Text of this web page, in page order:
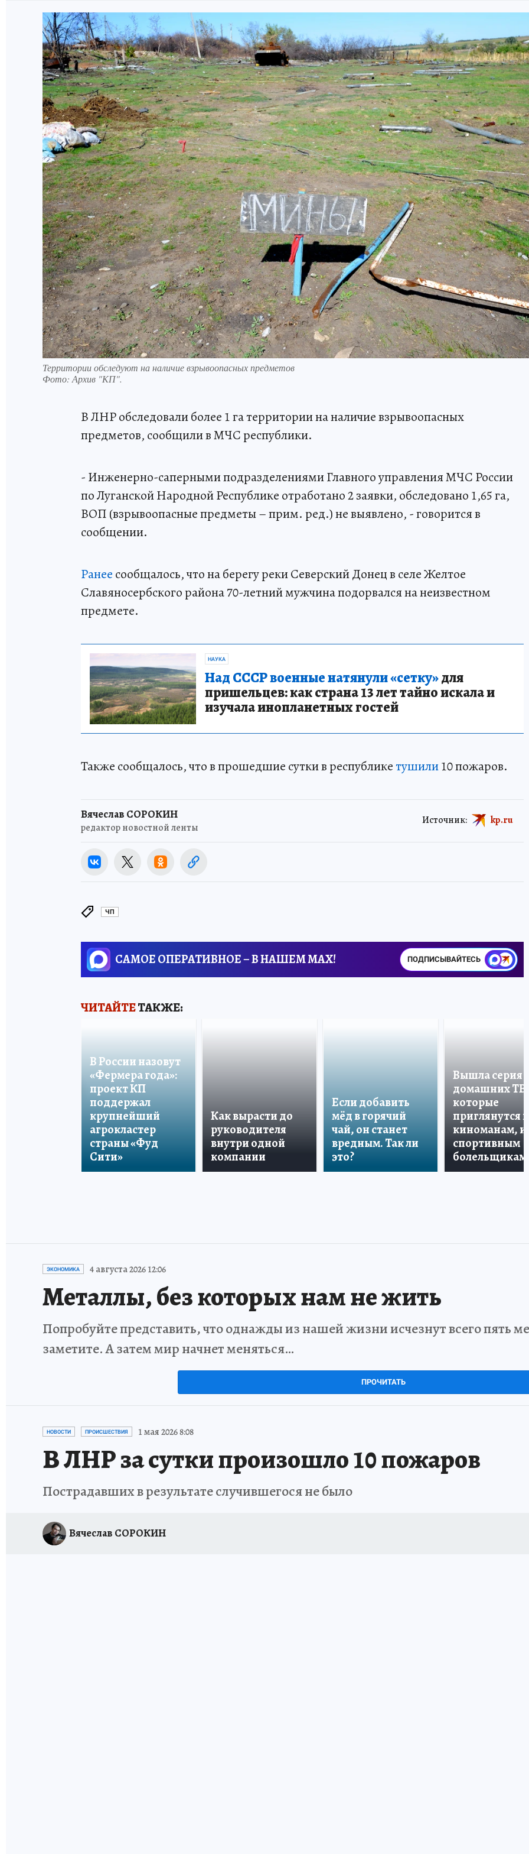
Территории обследуют на наличие взрывоопасных предметов
Фото: Архив "КП".
В ЛНР обследовали более 1 га территории на наличие взрывоопасных
предметов, сообщили в МЧС республики.
- Инженерно-саперными подразделениями Главного управления МЧС России
по Луганской Народной Республике отработано 2 заявки, обследовано 1,65 га,
ВОП (взрывоопасные предметы – прим. ред.) не выявлено, - говорится в
сообщении.
Ранее сообщалось, что на берегу реки Северский Донец в селе Желтое
Славяносербского района 70-летний мужчина подорвался на неизвестном
предмете.
НАУКА
Над СССР военные натянули «сетку»для
пришельцев: как страна 13 лет тайно искала и
изучала инопланетных гостей
Также сообщалось, что в прошедшие сутки в республикетушили10 пожаров.
Вячеслав СОРОКИН
редактор новостной ленты
Источник: kp.ru
ЧП
САМОЕ ОПЕРАТИВНОЕ – В НАШЕМ MAX! ПОДПИСЫВАЙТЕСЬ
ЧИТАЙТЕТАКЖЕ:
В России назовут
«Фермера года»:
проект КП
поддержал
крупнейший
агрокластер
страны «Фуд
Сити»
Как вырасти до
руководителя
внутри одной
компании
Если добавить
мёд в горячий
чай, он станет
вредным. Так ли
это?
Вышла серия
домашних ТВ,
которые
приглянутся и
киноманам, и
спортивным
болельщикам
ЭКОНОМИКА 4 августа 2026 12:06
Металлы, без которых нам не жить
Попробуйте представить, что однажды из нашей жизни исчезнут всего пять
заметите. А затем мир начнет меняться…
ПРОЧИТАТЬ
НОВОСТИ ПРОИСШЕСТВИЯ 1 мая 2026 8:08
В ЛНР за сутки произошло 10 пожаров
Пострадавших в результате случившегося не было
Вячеслав СОРОКИН